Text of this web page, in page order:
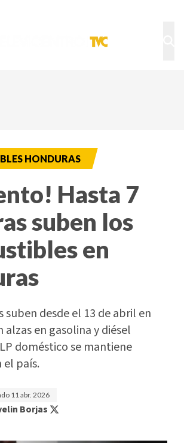
HONDURAS
Hasta 7
suben los
en
desde el 13 de abril en
alzas en gasolina y diésel
doméstico se mantiene
país.
11 abr. 2026
Borjas